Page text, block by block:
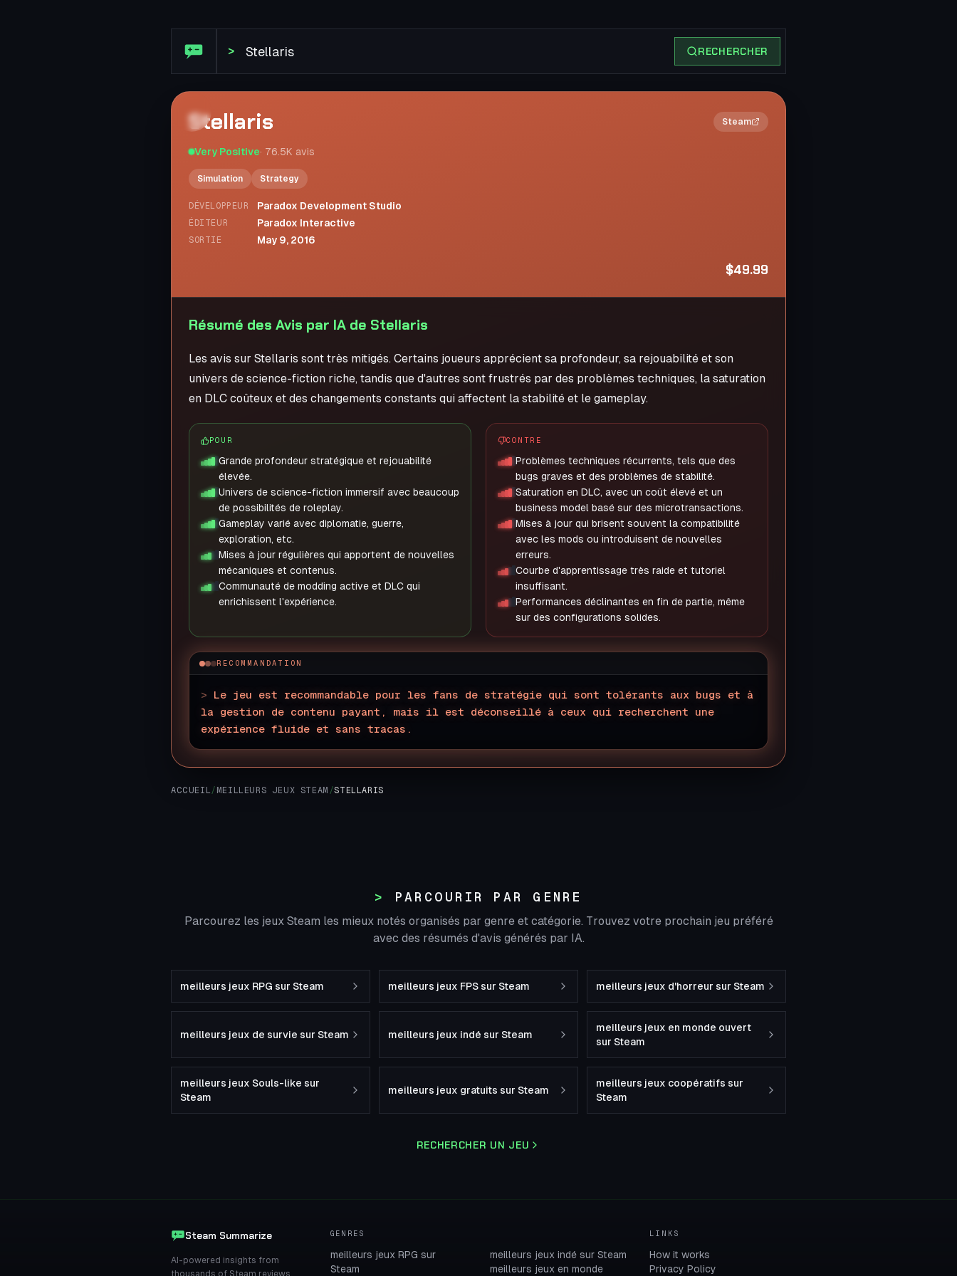
> RECHERCHER
2×
Stellaris Steam
Very Positive· 76.5K avis
Simulation Strategy
DÉVELOPPEUR Paradox Development Studio
ÉDITEUR Paradox Interactive
SORTIE May 9, 2016
$49.99
Résumé des Avis par IA de Stellaris
Les avis sur Stellaris sont très mitigés. Certains joueurs apprécient sa profondeur, sa rejouabilité et son
univers de science-fiction riche, tandis que d'autres sont frustrés par des problèmes techniques, la saturation
en DLC coûteux et des changements constants qui affectent la stabilité et le gameplay.
POUR
Grande profondeur stratégique et rejouabilité
élevée.
Univers de science-fiction immersif avec beaucoup
de possibilités de roleplay.
Gameplay varié avec diplomatie, guerre,
exploration, etc.
Mises à jour régulières qui apportent de nouvelles
mécaniques et contenus.
Communauté de modding active et DLC qui
enrichissent l'expérience.
CONTRE
Problèmes techniques récurrents, tels que des
bugs graves et des problèmes de stabilité.
Saturation en DLC, avec un coût élevé et un
business model basé sur des microtransactions.
Mises à jour qui brisent souvent la compatibilité
avec les mods ou introduisent de nouvelles
erreurs.
Courbe d'apprentissage très raide et tutoriel
insuffisant.
Performances déclinantes en fin de partie, même
sur des configurations solides.
RECOMMANDATION
> Le jeu est recommandable pour les fans de stratégie qui sont tolérants aux bugs et à
la gestion de contenu payant, mais il est déconseillé à ceux qui recherchent une
expérience fluide et sans tracas.
ACCUEIL/ MEILLEURS JEUX STEAM /STELLARIS
PARCOURIR PAR GENRE
Parcourez les jeux Steam les mieux notés organisés par genre et catégorie. Trouvez votre prochain jeu préféré
avec des résumés d'avis générés par IA.
meilleurs jeux RPG sur Steam meilleurs jeux FPS sur Steam meilleurs jeux d'horreur sur Steam
meilleurs jeux de survie sur Steam meilleurs jeux indé sur Steam
meilleurs jeux en monde ouvert
sur Steam
meilleurs jeux Souls-like sur
Steam
meilleurs jeux gratuits sur Steam
meilleurs jeux coopératifs sur
Steam
RECHERCHER UN JEU
Steam Summarize
AI-powered insights from
thousands of Steam reviews.
GENRES
meilleurs jeux RPG sur
Steam
meilleurs jeux indé sur Steam
meilleurs jeux en monde
LINKS
How it works
Privacy Policy